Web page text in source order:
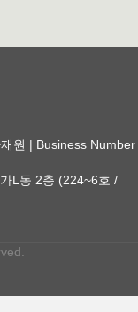
원 | Business Number
L동 2층 (224~6호 /